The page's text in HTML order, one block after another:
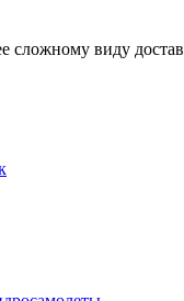
сложному виду